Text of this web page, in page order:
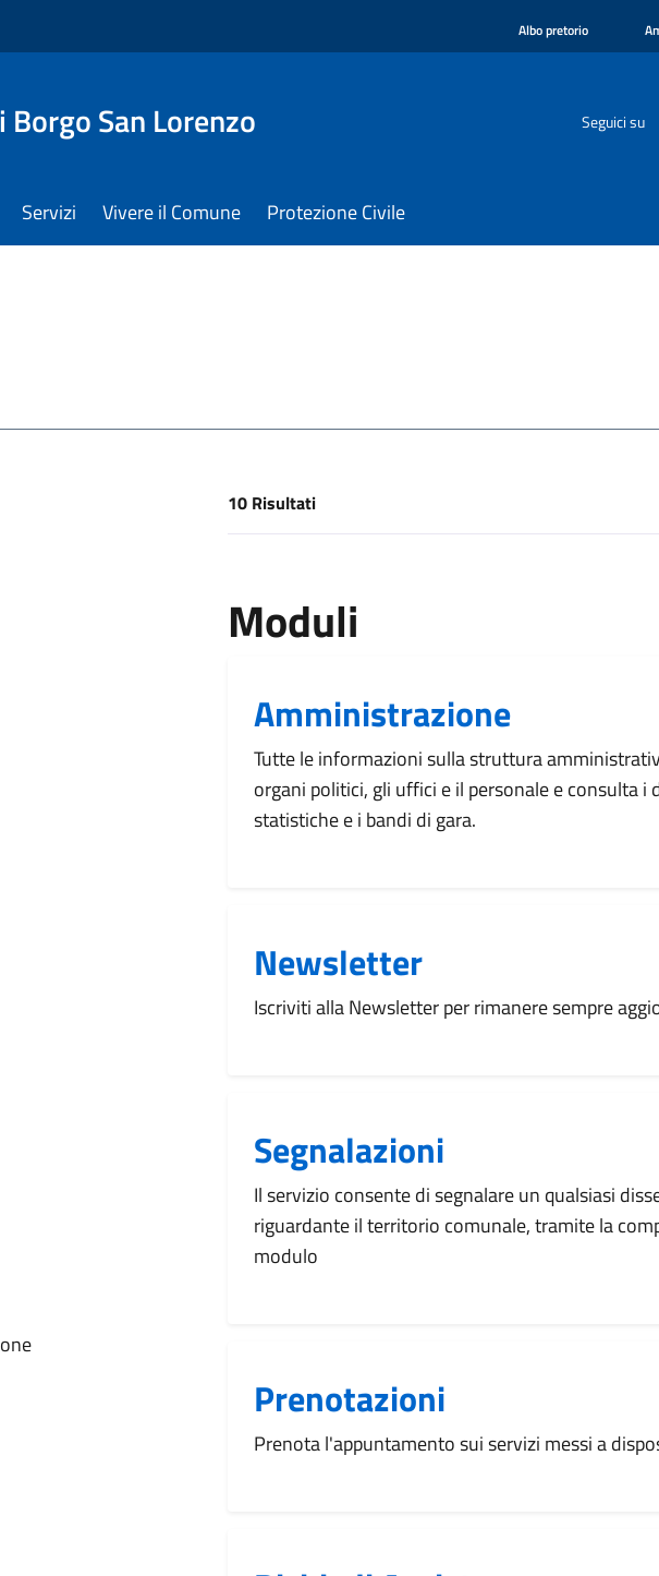
Albo pretorio
Borgo San Lorenzo Seguici su
Servizi Vivere il Comune Protezione Civile
[results] Risultati
10 Risultati
Moduli
Amministrazione
Tutte le informazioni sulla struttura
organi politici, gli uffici e il personale e consulta i
statistiche e i bandi di gara.
Newsletter
Iscriviti alla Newsletter per rimanere sempre
Segnalazioni
Il servizio consente di segnalare un qualsiasi
riguardante il territorio comunale, tramite la
modulo
Prenotazioni
Prenota l'appuntamento sui servizi messi a